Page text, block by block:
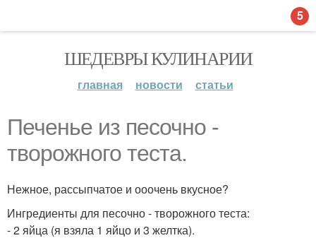
ШЕДЕВРЫ КУЛИНАРИИ
главная новости статьи
Печенье из песочно -
творожного теста.
Нежное, рассыпчатое и ооочень вкусное?
Ингредиенты для песочно - творожного теста:
- 2 яйца (я взяла 1 яйцо и 3 желтка).
5